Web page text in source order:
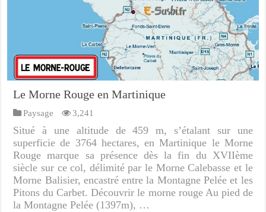
Le Morne Rouge en Martinique
Paysage 3,241
Situé à une altitude de 459 m, s’étalant sur une
superficie de 3764 hectares, en Martinique le Morne
Rouge marque sa présence dès la fin du XVIIème
siècle sur ce col, délimité par le Morne Calebasse et le
Morne Balisier, encastré entre la Montagne Pelée et les
Pitons du Carbet. Découvrir le morne rouge Au pied de
la Montagne Pelée (1397m), …